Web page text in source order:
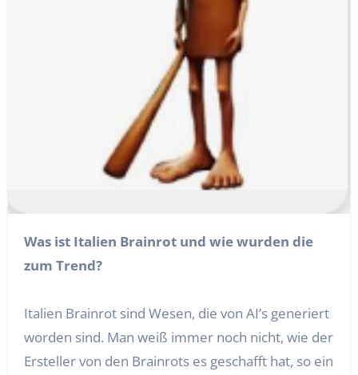
Was ist Italien Brainrot und wie wurden die
zum Trend?
Italien Brainrot sind Wesen, die von AI’s generiert
worden sind. Man weiß immer noch nicht, wie der
Ersteller von den Brainrots es geschafft hat, so ein